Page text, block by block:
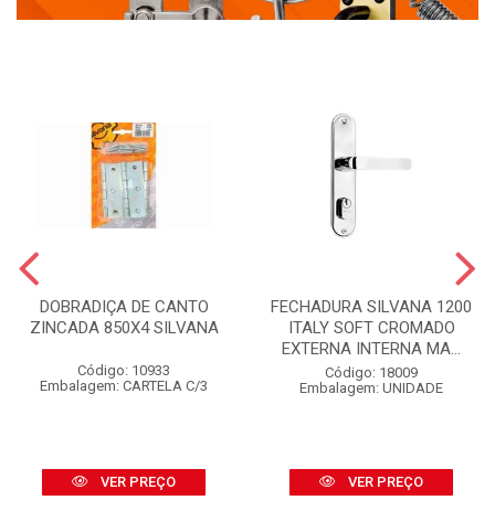
DOBRADIÇA DE CANTO
ZINCADA 850X4 SILVANA
Código: 10933
Embalagem: CARTELA C/3
VER PREÇO
FECHADURA SILVANA 1200
ITALY SOFT CROMADO
EXTERNA INTERNA MA...
Código: 18009
Embalagem: UNIDADE
VER PREÇO